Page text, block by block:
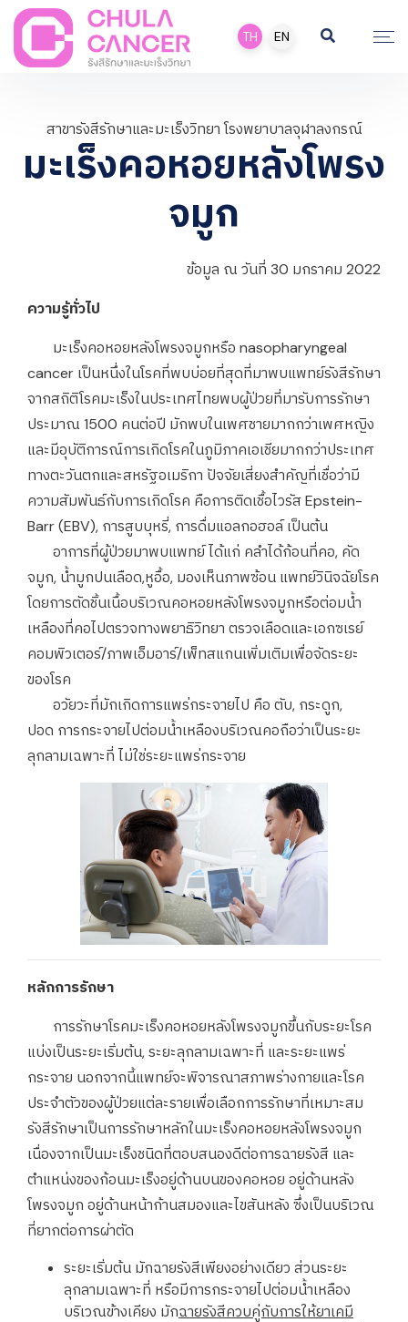
TH EN
สาขารังสีรักษาและมะเร็งวิทยา โรงพยาบาลจุฬาลงกรณ์
มะเร็งคอหอยหลังโพรง
จมูก
ข้อมูล ณ วันที่ 30 มกราคม 2022
ความรู้ทั่วไป
มะเร็งคอหอยหลังโพรงจมูกหรือ nasopharyngeal
cancer เป็นหนึ่งในโรคที่พบบ่อยที่สุดที่มาพบแพทย์รังสีรักษา
จากสถิติโรคมะเร็งในประเทศไทยพบผู้ป่วยที่มารับการรักษา
ประมาณ 1500 คนต่อปี มักพบในเพศชายมากกว่าเพศหญิง
และมีอุบัติการณ์การเกิดโรคในภูมิภาคเอเชียมากกว่าประเทศ
ทางตะวันตกและสหรัฐอเมริกา ปัจจัยเสี่ยงสำคัญที่เชื่อว่ามี
ความสัมพันธ์กับการเกิดโรค คือการติดเชื้อไวรัส Epstein-
Barr (EBV), การสูบบุหรี่, การดื่มแอลกอฮอล์ เป็นต้น
อาการที่ผู้ป่วยมาพบแพทย์ ได้แก่ คลำได้ก้อนที่คอ, คัด
จมูก, น้ำมูกปนเลือด,​หูอื้อ, มองเห็นภาพซ้อน ​แพทย์วินิจฉัยโรค
โดยการตัดชิ้นเนื้อบริเวณคอหอยหลังโพรงจมูกหรือต่อมน้ำ
เหลืองที่คอไปตรวจทางพยาธิวิทยา ตรวจเลือดและเอกซเรย์
คอมพิวเตอร์/ภาพเอ็มอาร์/เพ็ทสแกนเพิ่มเติมเพื่อจัดระยะ
ของโรค
อวัยวะที่มักเกิดการแพร่กระจายไป คือ ตับ, กระดูก,
ปอด การกระจายไปต่อมน้ำเหลืองบริเวณคอถือว่าเป็นระยะ
ลุกลามเฉพาะที่ ไม่ใช่ระยะแพร่กระจาย
หลักการรักษา
การรักษาโรคมะเร็งคอหอยหลังโพรงจมูกขึ้นกับระยะโรค
แบ่งเป็นระยะเริ่มต้น, ระยะลุกลามเฉพาะที่ และระยะแพร่
กระจาย นอกจากนี้แพทย์จะพิจารณาสภาพร่างกายและโรค
ประจำตัวของผู้ป่วยแต่ละรายเพื่อเลือกการรักษาที่เหมาะสม
รังสีรักษาเป็นการรักษาหลักในมะเร็งคอหอยหลังโพรงจมูก
เนื่องจากเป็นมะเร็งชนิดที่ตอบสนองดีต่อการฉายรังสี และ
ตำแหน่งของก้อนมะเร็งอยู่ด้านบนของคอหอย อยู่ด้านหลัง
โพรงจมูก อยู่ด้านหน้าก้านสมองและไขสันหลัง ซึ่งเป็นบริเวณ
ที่ยากต่อการผ่าตัด
ระยะเริ่มต้น มักฉายรังสีเพียงอย่างเดียว ส่วนระยะ
ลุกลามเฉพาะที่ หรือมีการกระจายไปต่อมน้ำเหลือง
บริเวณข้างเคียง มักฉายรังสีควบคู่กับการให้ยาเคมี